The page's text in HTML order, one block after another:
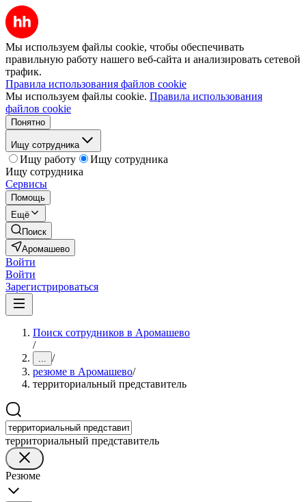
Мы используем файлы cookie, чтобы обеспечивать
правильную работу нашего веб-сайта и анализировать сетевой
трафик.
Правила использования файлов cookie
Мы используем файлы cookie. Правила использования
файлов cookie
Понятно
Ищу сотрудника
Ищу работу
Ищу сотрудника
Ищу сотрудника
Сервисы
Помощь
Ещё
Поиск
Аромашево
Войти
Войти
Зарегистрироваться
Поиск сотрудников в Аромашево
/
... /
резюме в Аромашево/
территориальный представитель
территориальный представитель
Резюме